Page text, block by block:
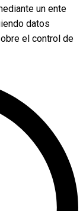
un ente
datos
el control de